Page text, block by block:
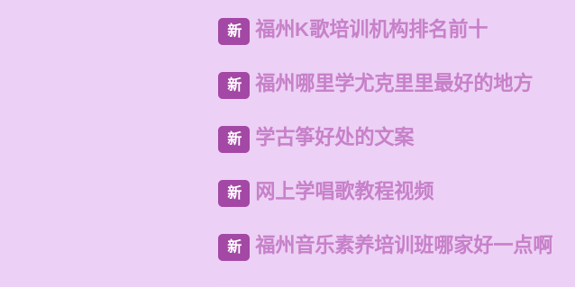
新 福州K歌培训机构排名前十
新 福州哪里学尤克里里最好的地方
新 学古筝好处的文案
新 网上学唱歌教程视频
新 福州音乐素养培训班哪家好一点啊